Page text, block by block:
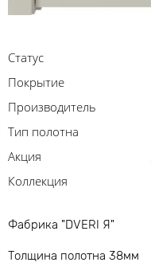
Статус
Покрытие
Производитель
Тип полотна
Акция
Коллекция
Фабрика "DVERI Я"
Толщина полотна 38мм